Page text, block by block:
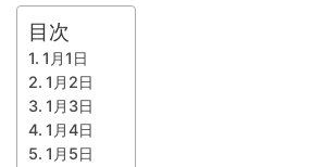
目次
1月1日
1月2日
1月3日
1月4日
1月5日